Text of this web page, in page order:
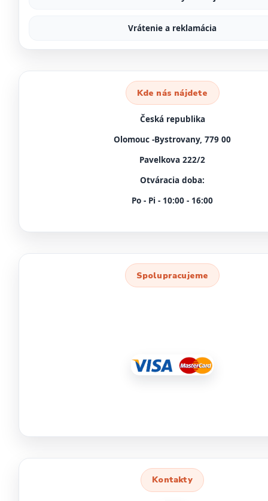
Vrátenie a reklamácia
Kde nás nájdete
Česká republika
Olomouc -Bystrovany, 779 00
Pavelkova 222/2
Otváracia doba:
Po - Pi - 10:00 - 16:00
Spolupracujeme
Kontakty